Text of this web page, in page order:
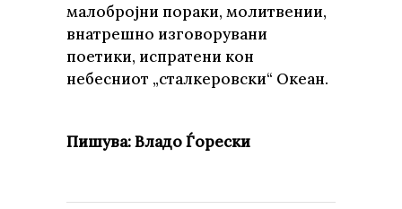
малобројни пораки, молитвении,
внатрешно изговорувани
поетики, испратени кон
небесниот „сталкеровски“ Океан.
Пишува: Владо Ѓорески